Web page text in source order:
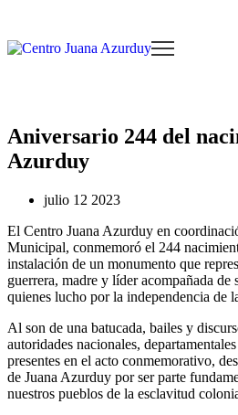
Aniversario 244 del
Azurduy
julio 12 2023
El Centro Juana Azurduy en
Municipal, conmemoró el 244
instalación de un monumento que
guerrera, madre y líder acompañada de
quienes lucho por la independencia de
Al son de una batucada, bailes y
autoridades nacionales,
presentes en el acto conmemorativo,
de Juana Azurduy por ser parte
nuestros pueblos de la esclavitud